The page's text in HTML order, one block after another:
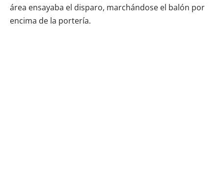
área ensayaba el disparo, marchándose el balón por
encima de la portería.